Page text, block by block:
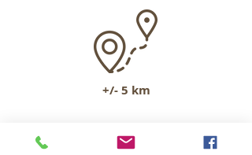
+/- 5 km